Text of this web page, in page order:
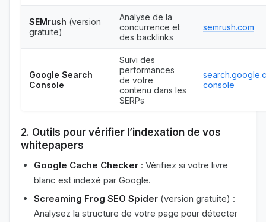
SEMrush (version
gratuite)
Analyse de la
concurrence et
des backlinks
semrush.com
Google Search
Console
Suivi des
performances
de votre
contenu dans les
SERPs
console
2. Outils pour vérifier l’indexation de vos
whitepapers
Google Cache Checker : Vérifiez si votre livre
blanc est indexé par Google.
Screaming Frog SEO Spider (version gratuite) :
Analysez la structure de votre page pour détecter